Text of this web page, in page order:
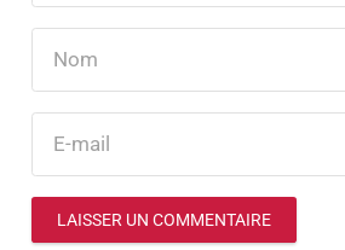
LAISSER UN COMMENTAIRE